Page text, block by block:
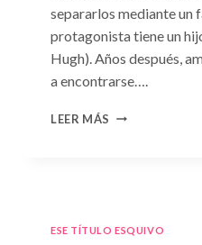
separarlos mediante un
protagonista tiene un
Hugh). Años después,
a encontrarse….
LEER MÁS CONSULTA
ESE TÍTULO ESQUIVO